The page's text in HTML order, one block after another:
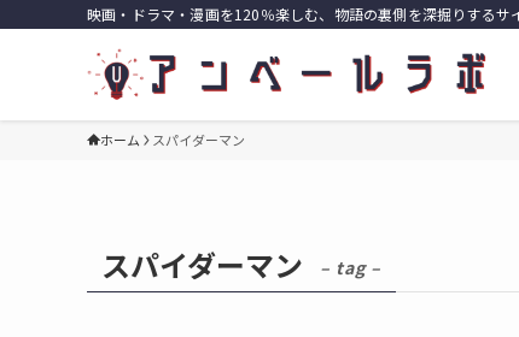
映画・ドラマ・漫画を120％楽しむ、物語の裏側を深掘りするサ
ホーム スパイダーマン
スパイダーマン – tag –